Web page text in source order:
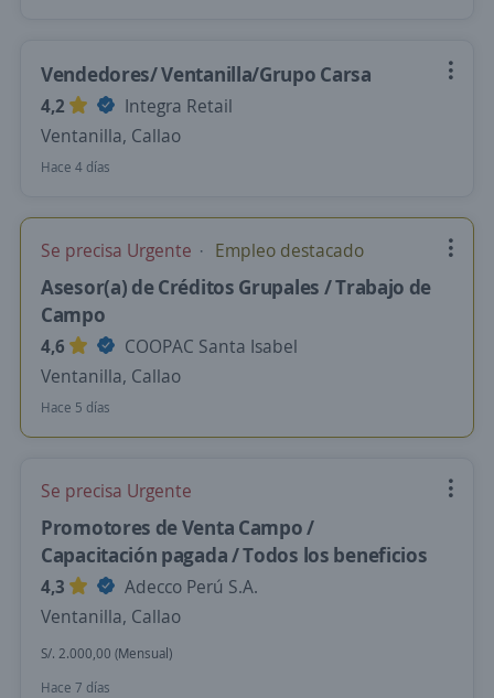
Vendedores/ Ventanilla/Grupo Carsa
4,2
Integra Retail
Ventanilla, Callao
Hace 4 días
Se precisa Urgente Empleo destacado
Asesor(a) de Créditos Grupales / Trabajo de
Campo
4,6
COOPAC Santa Isabel
Ventanilla, Callao
Hace 5 días
Se precisa Urgente
Promotores de Venta Campo /
Capacitación pagada / Todos los beneficios
4,3
Adecco Perú S.A.
Ventanilla, Callao
S/. 2.000,00 (Mensual)
Hace 7 días